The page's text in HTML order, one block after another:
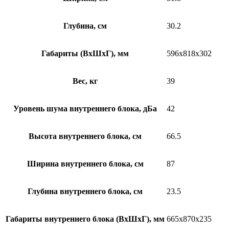
Глубина, см 30.2
Габариты (ВхШхГ), мм 596x818x302
Вес, кг 39
Уровень шума внутреннего блока, дБа 42
Высота внутреннего блока, см 66.5
Ширина внутреннего блока, см 87
Глубина внутреннего блока, см 23.5
Габариты внутреннего блока (ВхШхГ), мм 665х870х235